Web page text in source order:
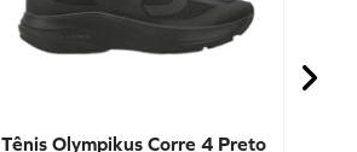
Tênis Olympikus Corre 4 Preto